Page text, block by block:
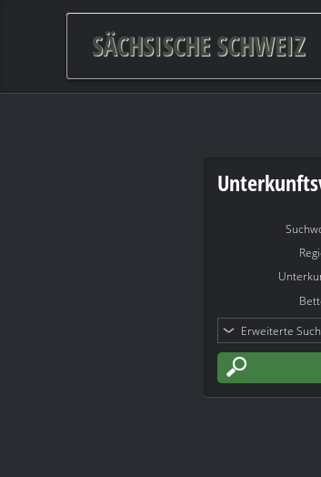
SÄCHSISCHE SCHWEIZ
Erweiterte